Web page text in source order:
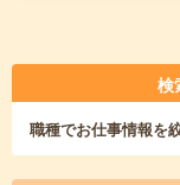
検
職種でお仕事情報を